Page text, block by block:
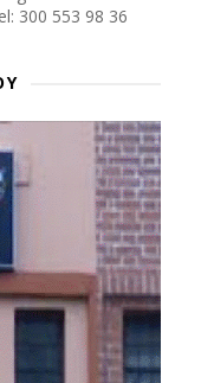
300 553 98 36